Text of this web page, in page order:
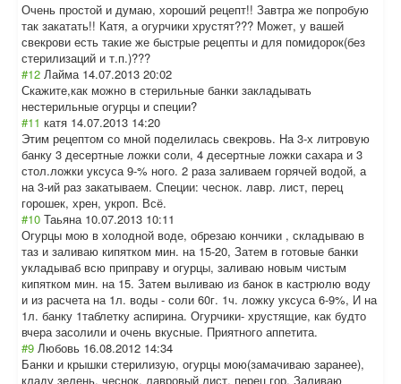
Очень простой и думаю, хороший рецепт!! Завтра же попробую
так закатать!! Катя, а огурчики хрустят??? Может, у вашей
свекрови есть такие же быстрые рецепты и для помидорок(без
стерилизаций и т.п.)???
#12 Лайма 14.07.2013 20:02
Скажите,как можно в стерильные банки закладывать
нестерильные огурцы и специи?
#11 катя 14.07.2013 14:20
Этим рецептом со мной поделилась свекровь. На 3-х литровую
банку 3 десертные ложки соли, 4 десертные ложки сахара и 3
стол.ложки уксуса 9-% ного. 2 раза заливаем горячей водой, а
на 3-ий раз закатываем. Специи: чеснок. лавр. лист, перец
горошек, хрен, укроп. Всё.
#10 Таьяна 10.07.2013 10:11
Огурцы мою в холодной воде, обрезаю кончики , складываю в
таз и заливаю кипятком мин. на 15-20, Затем в готовые банки
укладываб всю приправу и огурцы, заливаю новым чистым
кипятком мин. на 15. Затем выливаю из банок в кастрюлю воду
и из расчета на 1л. воды - соли 60г. 1ч. ложку уксуса 6-9%, И на
1л. банку 1таблетку аспирина. Огурчики- хрустящие, как будто
вчера засолили и очень вкусные. Приятного аппетита.
#9 Любовь 16.08.2012 14:34
Банки и крышки стерилизую, огурцы мою(замачиваю заранее),
кладу зелень, чеснок, лавровый лист, перец гор. Заливаю